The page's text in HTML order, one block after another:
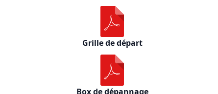
Grille de départ
Box de dépannage